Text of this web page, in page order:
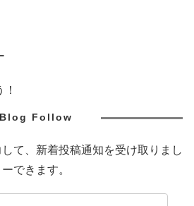
Blog Follow
て、新着投稿通知を受け取りまし
できます。